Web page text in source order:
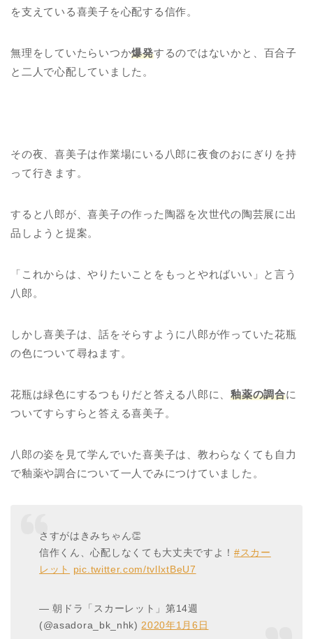
を支えている喜美子を心配する信作。
無理をしていたらいつか爆発するのではないかと、百合子
と二人で心配していました。
その夜、喜美子は作業場にいる八郎に夜食のおにぎりを持
って行きます。
すると八郎が、喜美子の作った陶器を次世代の陶芸展に出
品しようと提案。
「これからは、やりたいことをもっとやればいい」と言う
八郎。
しかし喜美子は、話をそらすように八郎が作っていた花瓶
の色について尋ねます。
花瓶は緑色にするつもりだと答える八郎に、釉薬の調合に
ついてすらすらと答える喜美子。
八郎の姿を見て学んでいた喜美子は、教わらなくても自力
で釉薬や調合について一人でみにつけていました。
さすがはきみちゃん👏
信作くん、心配しなくても大丈夫ですよ！#スカー
レット
pic.twitter.com/tvlIxtBeU7
— 朝ドラ「スカーレット」第14週
(@asadora_bk_nhk)2020年1月6日